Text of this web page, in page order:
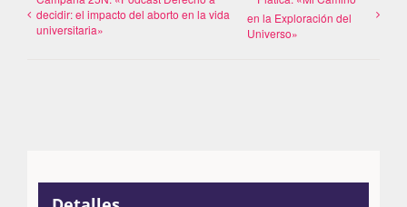
decidir: el impacto del aborto en la vida
universitaria»
en la Exploración del
Universo»